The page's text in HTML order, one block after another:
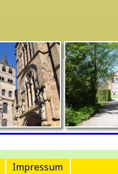
Impressum